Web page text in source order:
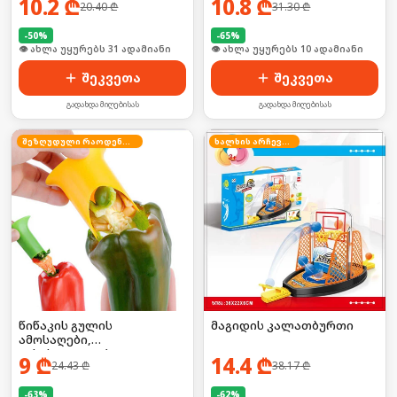
10.2 ₾20.40₾
-50%
🛒 ბოლო 24სთ-ში იყიდა 46-მა
შეკვეთა
გადახდა მიღებისას
10.8 ₾31.30₾
-65%
🛒 ბოლო 24სთ-ში იყიდა 12-მა
შეკვეთა
გადახდა მიღებისას
წიწაკის გულის
ამოსაღები,
გასასუფთავებელი
9 ₾24.43₾
-63%
მაგიდის კალათბურთი
14.4₾38.17₾
-62%